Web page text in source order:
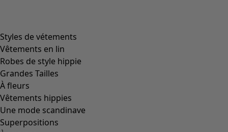
Styles de vétements
Vêtements en lin
Robes de style hippie
Grandes Tailles
À fleurs
Vêtements hippies
Une mode scandinave
Superpositions